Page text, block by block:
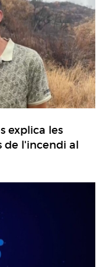
explica les
de l'incendi al